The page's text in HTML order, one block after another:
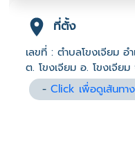
ที่ตั้ง
เลขที่ : ตำบลโขงเจียม อ
ต. โขงเจียม อ. โขงเจีย
-Click เพื่อดูเส้นท